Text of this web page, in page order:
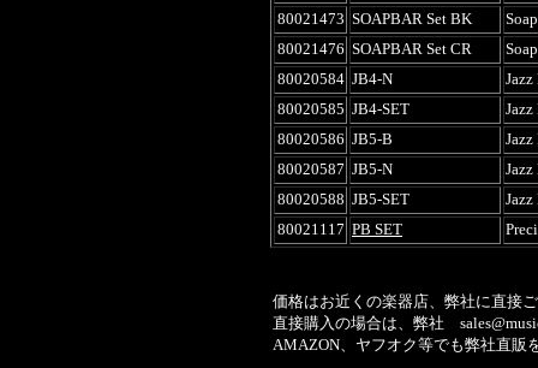
80021473 SOAPBAR Set BK
80021476 SOAPBAR Set CR
80020584 JB4-N
Jazz
80020585 JB4-SET
Jazz
80020586 JB5-B
80020587 JB5-N
Jazz
80020588 JB5-SET
Jazz
80021117 PB SET
価格はお近くの楽器店、弊社に直接
直接購入の場合は、弊社
AMAZON、ヤフオク等でも弊社直販